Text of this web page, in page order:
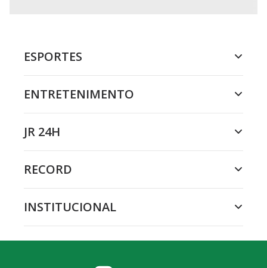
ESPORTES
ENTRETENIMENTO
JR 24H
RECORD
INSTITUCIONAL